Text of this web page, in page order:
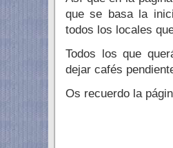
que se basa la
todos los locales
Todos los que
dejar cafés
Os recuerdo la